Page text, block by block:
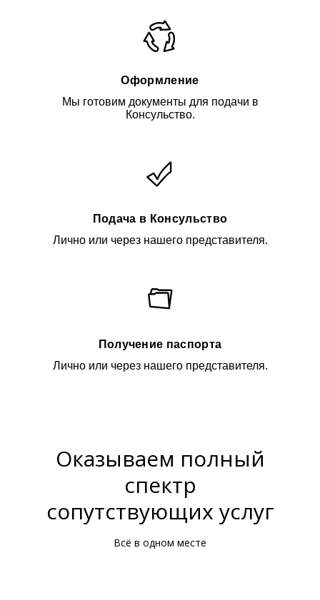
Оформление
Мы готовим документы для подачи в
Консульство.
Подача в Консульство
Лично или через нашего представителя.
Получение паспорта
Лично или через нашего представителя.
Оказываем полный
спектр
сопутствующих услуг
Всё в одном месте